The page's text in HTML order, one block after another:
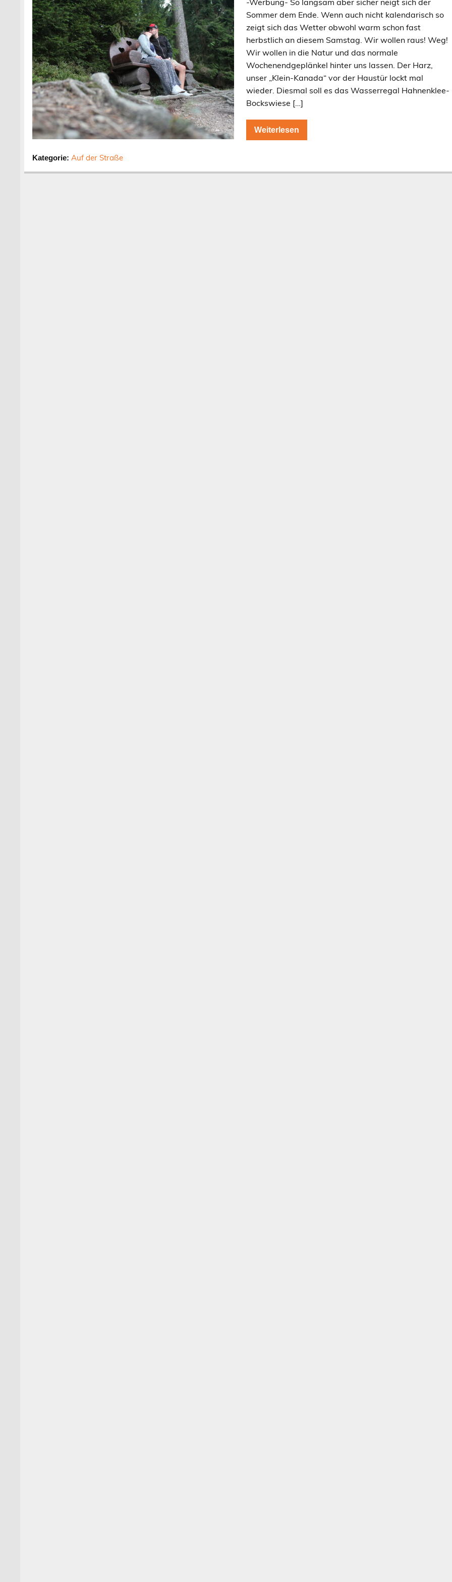
-Werbung- So langsam aber sicher neigt sich der
Sommer dem Ende. Wenn auch nicht kalendarisch so
zeigt sich das Wetter obwohl warm schon fast
herbstlich an diesem Samstag. Wir wollen raus! Weg!
Wir wollen in die Natur und das normale
Wochenendgeplänkel hinter uns lassen. Der Harz,
unser „Klein-Kanada“ vor der Haustür lockt mal
wieder. Diesmal soll es das Wasserregal Hahnenklee-
Bockswiese […]
Weiterlesen
Kategorie: Auf der Straße